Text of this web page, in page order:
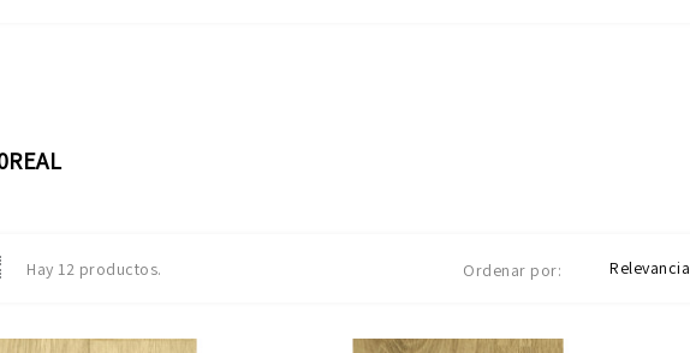
Hay 12 productos. Ordenar por: Relevancia